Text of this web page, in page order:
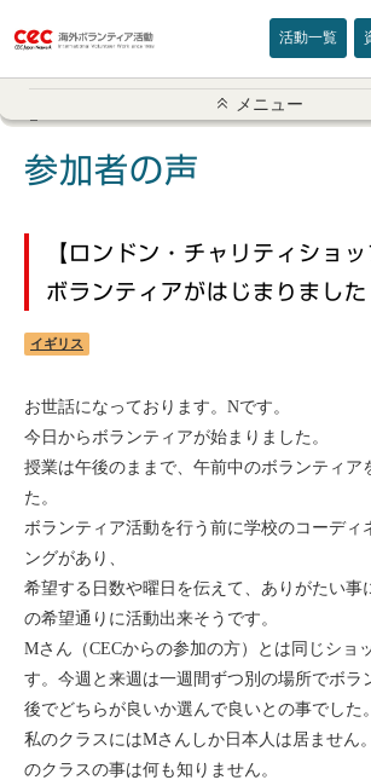
活動一覧
アメリカ
インド
オーストラリア
カナダ
カンボジア
スリランカ
セブ
中国/海南島
メニュー
参加者の声
【ロンドン・チャリティショ
ボランティアがはじまりました
イギリス
お世話になっております。Nです。
今日からボランティアが始まりました。
授業は午後のままで、午前中のボランティア
た。
ボランティア活動を行う前に学校のコーディ
ングがあり、
希望する日数や曜日を伝えて、ありがたい事
の希望通りに活動出来そうです。
Mさん（CECからの参加の方）とは同じショ
す。今週と来週は一週間ずつ別の場所でボラ
後でどちらが良いか選んで良いとの事でした。
私のクラスにはMさんしか日本人は居ません
のクラスの事は何も知りません。